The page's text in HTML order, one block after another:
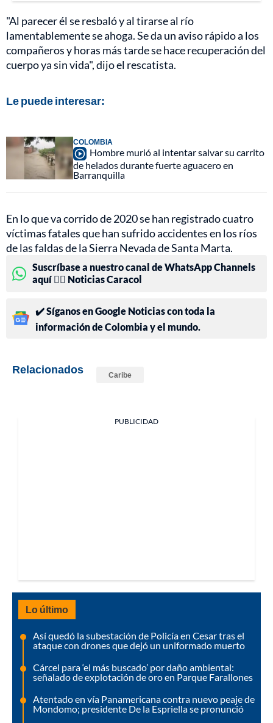
"Al parecer él se resbaló y al tirarse al río
lamentablemente se ahoga. Se da un aviso rápido a los
compañeros y horas más tarde se hace recuperación del
cuerpo ya sin vida", dijo el rescatista.
Le puede interesar:
COLOMBIA
Hombre murió al intentar salvar su carrito
de helados durante fuerte aguacero en
Barranquilla
En lo que va corrido de 2020 se han registrado cuatro
víctimas fatales que han sufrido accidentes en los ríos
de las faldas de la Sierra Nevada de Santa Marta.
Suscríbase a nuestro canal de WhatsApp Channels
aquí 👉🏻 Noticias Caracol
✔️ Síganos en Google Noticias con toda la
información de Colombia y el mundo.
Relacionados Caribe
PUBLICIDAD
Lo último
Así quedó la subestación de Policía en Cesar tras el
ataque con drones que dejó un uniformado muerto
Cárcel para ‘el más buscado’ por daño ambiental:
señalado de explotación de oro en Parque Farallones
Atentado en vía Panamericana contra nuevo peaje de
Mondomo; presidente De la Espriella se pronunció